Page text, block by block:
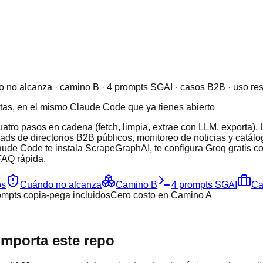
alcanza · camino B · 4 prompts SGAI · casos B2B · uso
en el mismo Claude Code que ya tienes abierto
pasos en cadena (fetch, limpia, extrae con LLM,
de directorios B2B públicos, monitoreo de noticias y
Code te instala ScrapeGraphAI, te configura Groq gratis
rápida.
Cuándo no alcanza Camino B 4 prompts SGAI
copia-pega incluidosCero costo en Camino A
este repo